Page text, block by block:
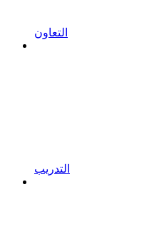
التعاون
التدريب